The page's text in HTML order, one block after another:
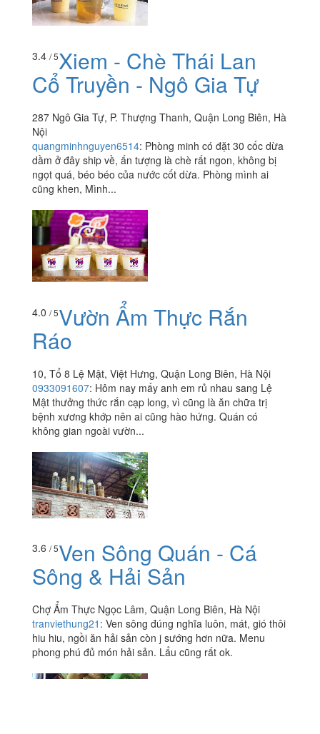
3.4 / 5Xiem - Chè Thái Lan
Cổ Truyền - Ngô Gia Tự
287 Ngô Gia Tự, P. Thượng Thanh, Quận Long Biên, Hà
Nội
quangminhnguyen6514: Phòng minh có đặt 30 cốc dừa
dầm ở đây ship về, ấn tượng là chè rất ngon, không bị
ngọt quá, béo béo của nước cốt dừa. Phòng mình ai
cũng khen, Mình...
4.0 / 5Vườn Ẩm Thực Rắn
Ráo
10, Tổ 8 Lệ Mật, Việt Hưng, Quận Long Biên, Hà Nội
0933091607: Hôm nay mấy anh em rủ nhau sang Lệ
Mật thưởng thức rắn cạp long, vì cũng là ăn chữa trị
bệnh xương khớp nên ai cũng hào hứng. Quán có
không gian ngoài vườn...
3.6 / 5Ven Sông Quán - Cá
Sông & Hải Sản
Chợ Ẩm Thực Ngọc Lâm, Quận Long Biên, Hà Nội
tranviethung21 : Ven sông đúng nghĩa luôn, mát, gió thôi
hiu hiu, ngồi ăn hải sản còn j sướng hơn nữa. Menu
phong phú đủ món hải sản. Lẩu cũng rất ok.